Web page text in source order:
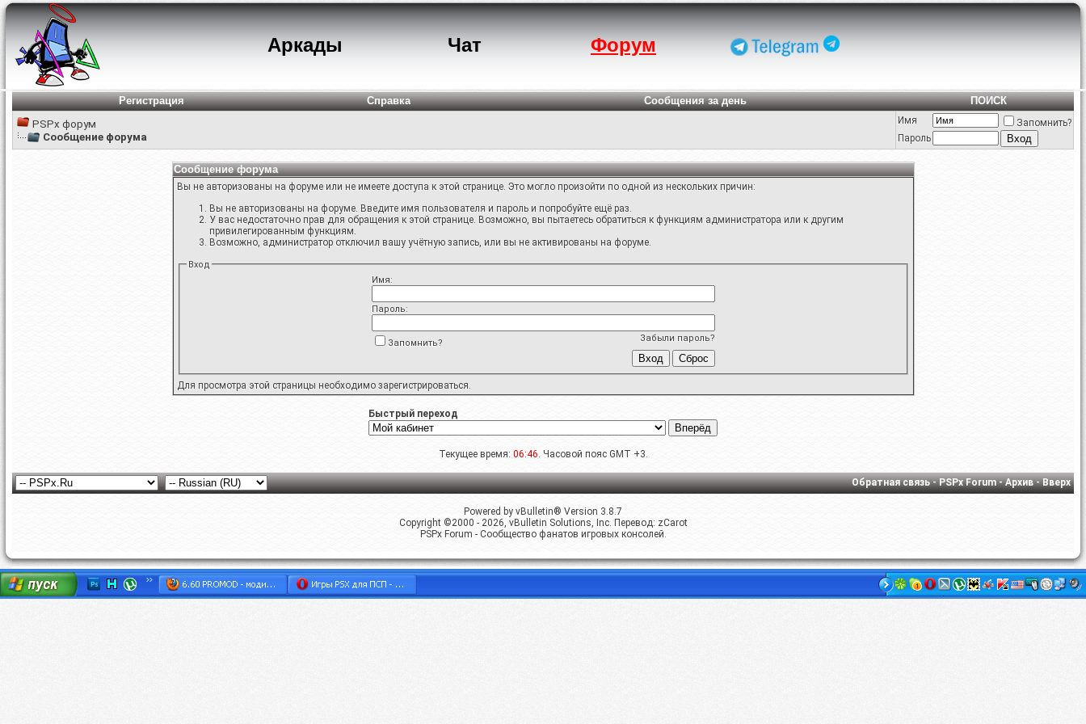
Аркады Чат Форум
Регистрация Справка Сообщения за день
ПОИСК
PSPx форум
Сообщение форума
Имя
Запомнить?
Пароль
Сообщение форума
Вы не авторизованы на форуме или не имеете доступа к этой странице. Это могло произойти по одной из нескольких причин:
Вы не авторизованы на форуме. Введите имя пользователя и пароль и попробуйте ещё раз.
У вас недостаточно прав для обращения к этой странице. Возможно, вы пытаетесь обратиться к функциям администратора или к другим
привилегированным функциям.
Возможно, администратор отключил вашу учётную запись, или вы не активированы на форуме.
Вход
Имя:
Пароль:
Забыли пароль?
Запомнить?
Для просмотра этой страницы необходимо зарегистрироваться.
Быстрый переход
Текущее время: 06:46. Часовой пояс GMT +3.
Обратная связь-PSPx Forum-Архив-Вверх
Powered by vBulletin® Version 3.8.7
Copyright ©2000 - 2026, vBulletin Solutions, Inc. Перевод: zCarot
PSPx Forum - Сообщество фанатов игровых консолей.